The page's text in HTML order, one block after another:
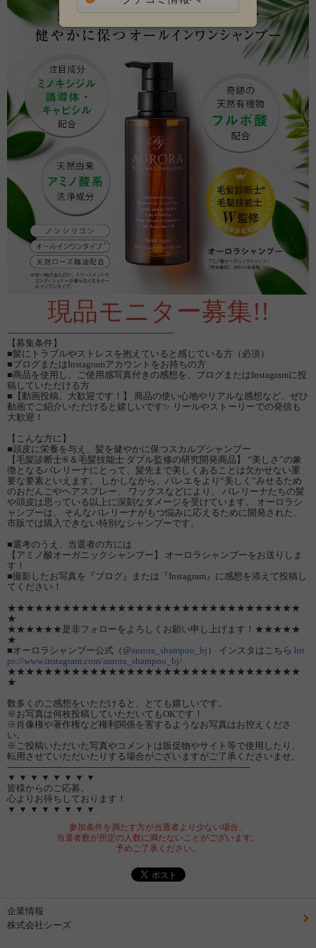
現品モニター募集!!
-----------------------------------------------------------
【募集条件】
■髪にトラブルやストレスを抱えていると感じている方（必須）
■ブログまたはInstagramアカウントをお持ちの方
■商品を使用し、ご使用感写真付きの感想を、ブログまたはInstagramに投
稿していただける方
■【動画投稿、大歓迎です！】 商品の使い心地やリアルな感想など、ぜひ
動画でご紹介いただけると嬉しいです✨ リールやストーリーでの発信も
大歓迎！
【こんな方に】
■頭皮に栄養を与え、髪を健やかに保つスカルプシャンプー
【毛髪診断士®＆毛髪技能士 ダブル監修の研究開発商品】 “美しさ”の象
徴となるバレリーナにとって、髪先まで美しくあることは欠かせない重
要な要素といえます。 しかしながら、バレエをより“美しく”みせるため
のおだんごやヘアスプレー、 ワックスなどにより、 バレリーナたちの髪
や頭皮は思っている以上に深刻なダメージを受けています。 オーロラシ
ャンプーは、 そんなバレリーナがもつ悩みに応えるために開発された、
市販では購入できない特別なシャンプーです。
■選考のうえ、当選者の方には
【アミノ酸オーガニックシャンプー】 オーロラシャンプーをお送りしま
す！
■撮影したお写真を『ブログ』または『Instagram』に感想を添えて投稿し
てください！
★★★★★★★★★★★★★★★★★★★★★★★★★★★★★★★★
★
★★★★★★是非フォローをよろしくお願い申し上げます！★★★★★
★
■オーロラシャンプー公式（@aurora_shampoo_bj ） インスタはこちら htt
ps://www.instagram.com/aurora_shampoo_bj/
★★★★★★★★★★★★★★★★★★★★★★★★★★★★★★★★
★
数多くのご感想をいただけると、とても嬉しいです。
※お写真は何枚投稿していただいてもOKです！
※肖像権や著作権など権利関係を害するようなお写真はお控えくださ
い。
※ご投稿いただいた写真やコメントは販促物やサイト等で使用したり、
転用させていただいたりする場合がございますがご了承くださいませ。
--------------------------------------------------------------------------------------
▼ ▼ ▼ ▼ ▼ ▼ ▼ ▼
皆様からのご応募、
心よりお待ちしております！
▼ ▼ ▼ ▼ ▼ ▼ ▼ ▼
参加条件を満たす方が当選者より少ない場合、
当選者数が所定の人数に満たないことがございます。
予めご了承ください。
企業情報
株式会社シーズ